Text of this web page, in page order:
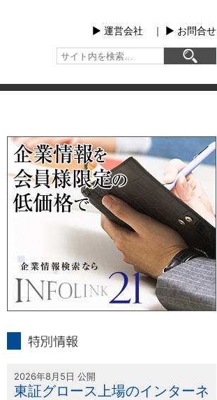
▶︎ 運営会社 ｜ ▶︎ お問合せ
2026年8月5日 公開
東証グロース上場のインターネ